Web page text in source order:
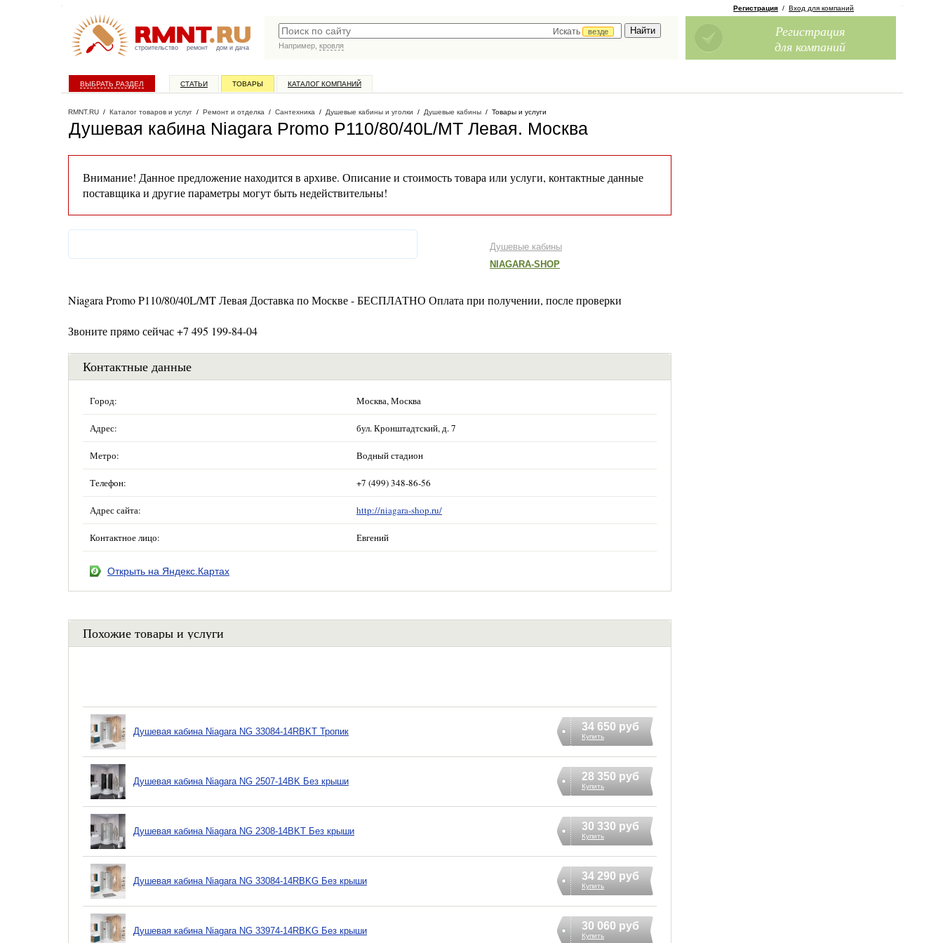
строительство ремонт дом и дача
Искать
везде
Например, кровля
Регистрация / Вход для компаний
Регистрация
для компаний
ВЫБРАТЬ РАЗДЕЛ СТАТЬИ ТОВАРЫ КАТАЛОГ КОМПАНИЙ
RMNT.RU / Каталог товаров и услуг / Ремонт и отделка / Сантехника / Душевые кабины и уголки / Душевые кабины / Товары и услуги
Душевая кабина Niagara Promo P110/80/40L/MT Левая. Москва
Внимание! Данное предложение находится в архиве. Описание и стоимость товара или услуги, контактные данные
поставщика и другие параметры могут быть недействительны!
Душевые кабины
NIAGARA-SHOP
Niagara Promo P110/80/40L/MT Левая Доставка по Москве - БЕСПЛАТНО Оплата при получении, после проверки
Звоните прямо сейчас +7 495 199-84-04
Контактные данные
Город: Москва, Москва
Адрес: бул. Кронштадтский, д. 7
Метро: Водный стадион
Телефон: +7 (499) 348-86-56
Адрес сайта: http://niagara-shop.ru/
Контактное лицо: Евгений
Открыть на Яндекс.Картах
Похожие товары и услуги
Душевая кабина Niagara NG 33084-14RBKT Тропик 34 650 руб
Купить
Душевая кабина Niagara NG 2507-14BK Без крыши 28 350 руб
Купить
Душевая кабина Niagara NG 2308-14BKT Без крыши 30 330 руб
Купить
Душевая кабина Niagara NG 33084-14RBKG Без крыши 34 290 руб
Купить
Душевая кабина Niagara NG 33974-14RBKG Без крыши 30 060 руб
Купить